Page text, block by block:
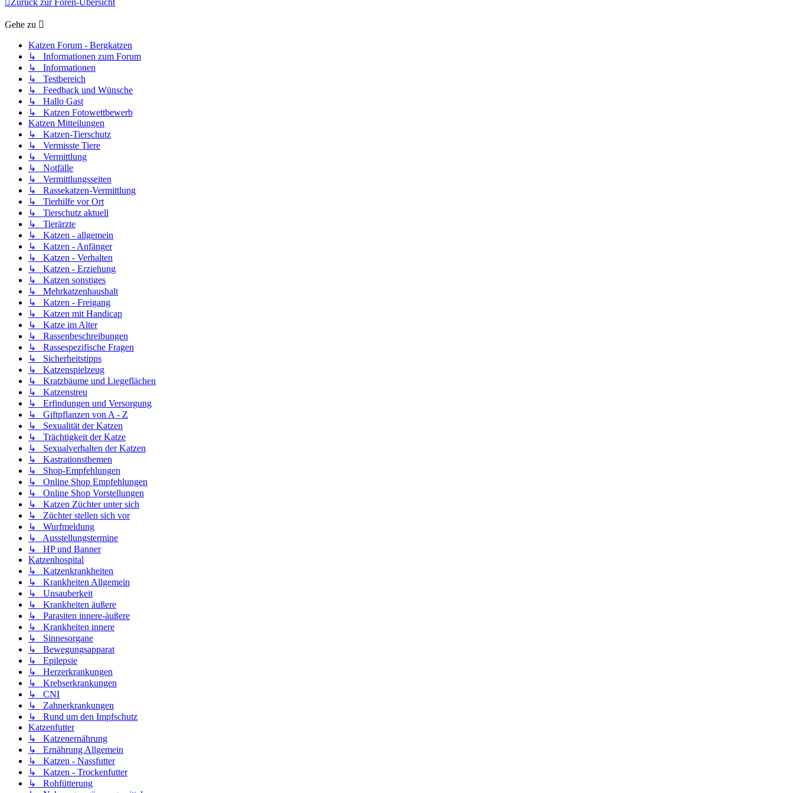
Zurück zur Foren-Übersicht
Gehe zu
Katzen Forum - Bergkatzen
↳ Informationen zum Forum
↳ Informationen
↳ Testbereich
↳ Feedback und Wünsche
↳ Hallo Gast
↳ Katzen Fotowettbewerb
Katzen Mitteilungen
↳ Katzen-Tierschutz
↳ Vermisste Tiere
↳ Vermittlung
↳ Notfälle
↳ Vermittlungsseiten
↳ Rassekatzen-Vermittlung
↳ Tierhilfe vor Ort
↳ Tierschutz aktuell
↳ Tierärzte
↳ Katzen - allgemein
↳ Katzen - Anfänger
↳ Katzen - Verhalten
↳ Katzen - Erziehung
↳ Katzen sonstiges
↳ Mehrkatzenhaushalt
↳ Katzen - Freigang
↳ Katzen mit Handicap
↳ Katze im Alter
↳ Rassenbeschreibungen
↳ Rassespezifische Fragen
↳ Sicherheitstipps
↳ Katzenspielzeug
↳ Kratzbäume und Liegeflächen
↳ Katzenstreu
↳ Erfindungen und Versorgung
↳ Giftpflanzen von A - Z
↳ Sexualität der Katzen
↳ Trächtigkeit der Katze
↳ Sexualverhalten der Katzen
↳ Kastrationsthemen
↳ Shop-Empfehlungen
↳ Online Shop Empfehlungen
↳ Online Shop Vorstellungen
↳ Katzen Züchter unter sich
↳ Züchter stellen sich vor
↳ Wurfmeldung
↳ Ausstellungstermine
↳ HP und Banner
Katzenhospital
↳ Katzenkrankheiten
↳ Krankheiten Allgemein
↳ Unsauberkeit
↳ Krankheiten äußere
↳ Parasiten innere-äußere
↳ Krankheiten innere
↳ Sinnesorgane
↳ Bewegungsapparat
↳ Epilepsie
↳ Herzerkrankungen
↳ Krebserkrankungen
↳ CNI
↳ Zahnerkrankungen
↳ Rund um den Impfschutz
Katzenfutter
↳ Katzenernährung
↳ Ernährung Allgemein
↳ Katzen - Nassfutter
↳ Katzen - Trockenfutter
↳ Rohfütterung